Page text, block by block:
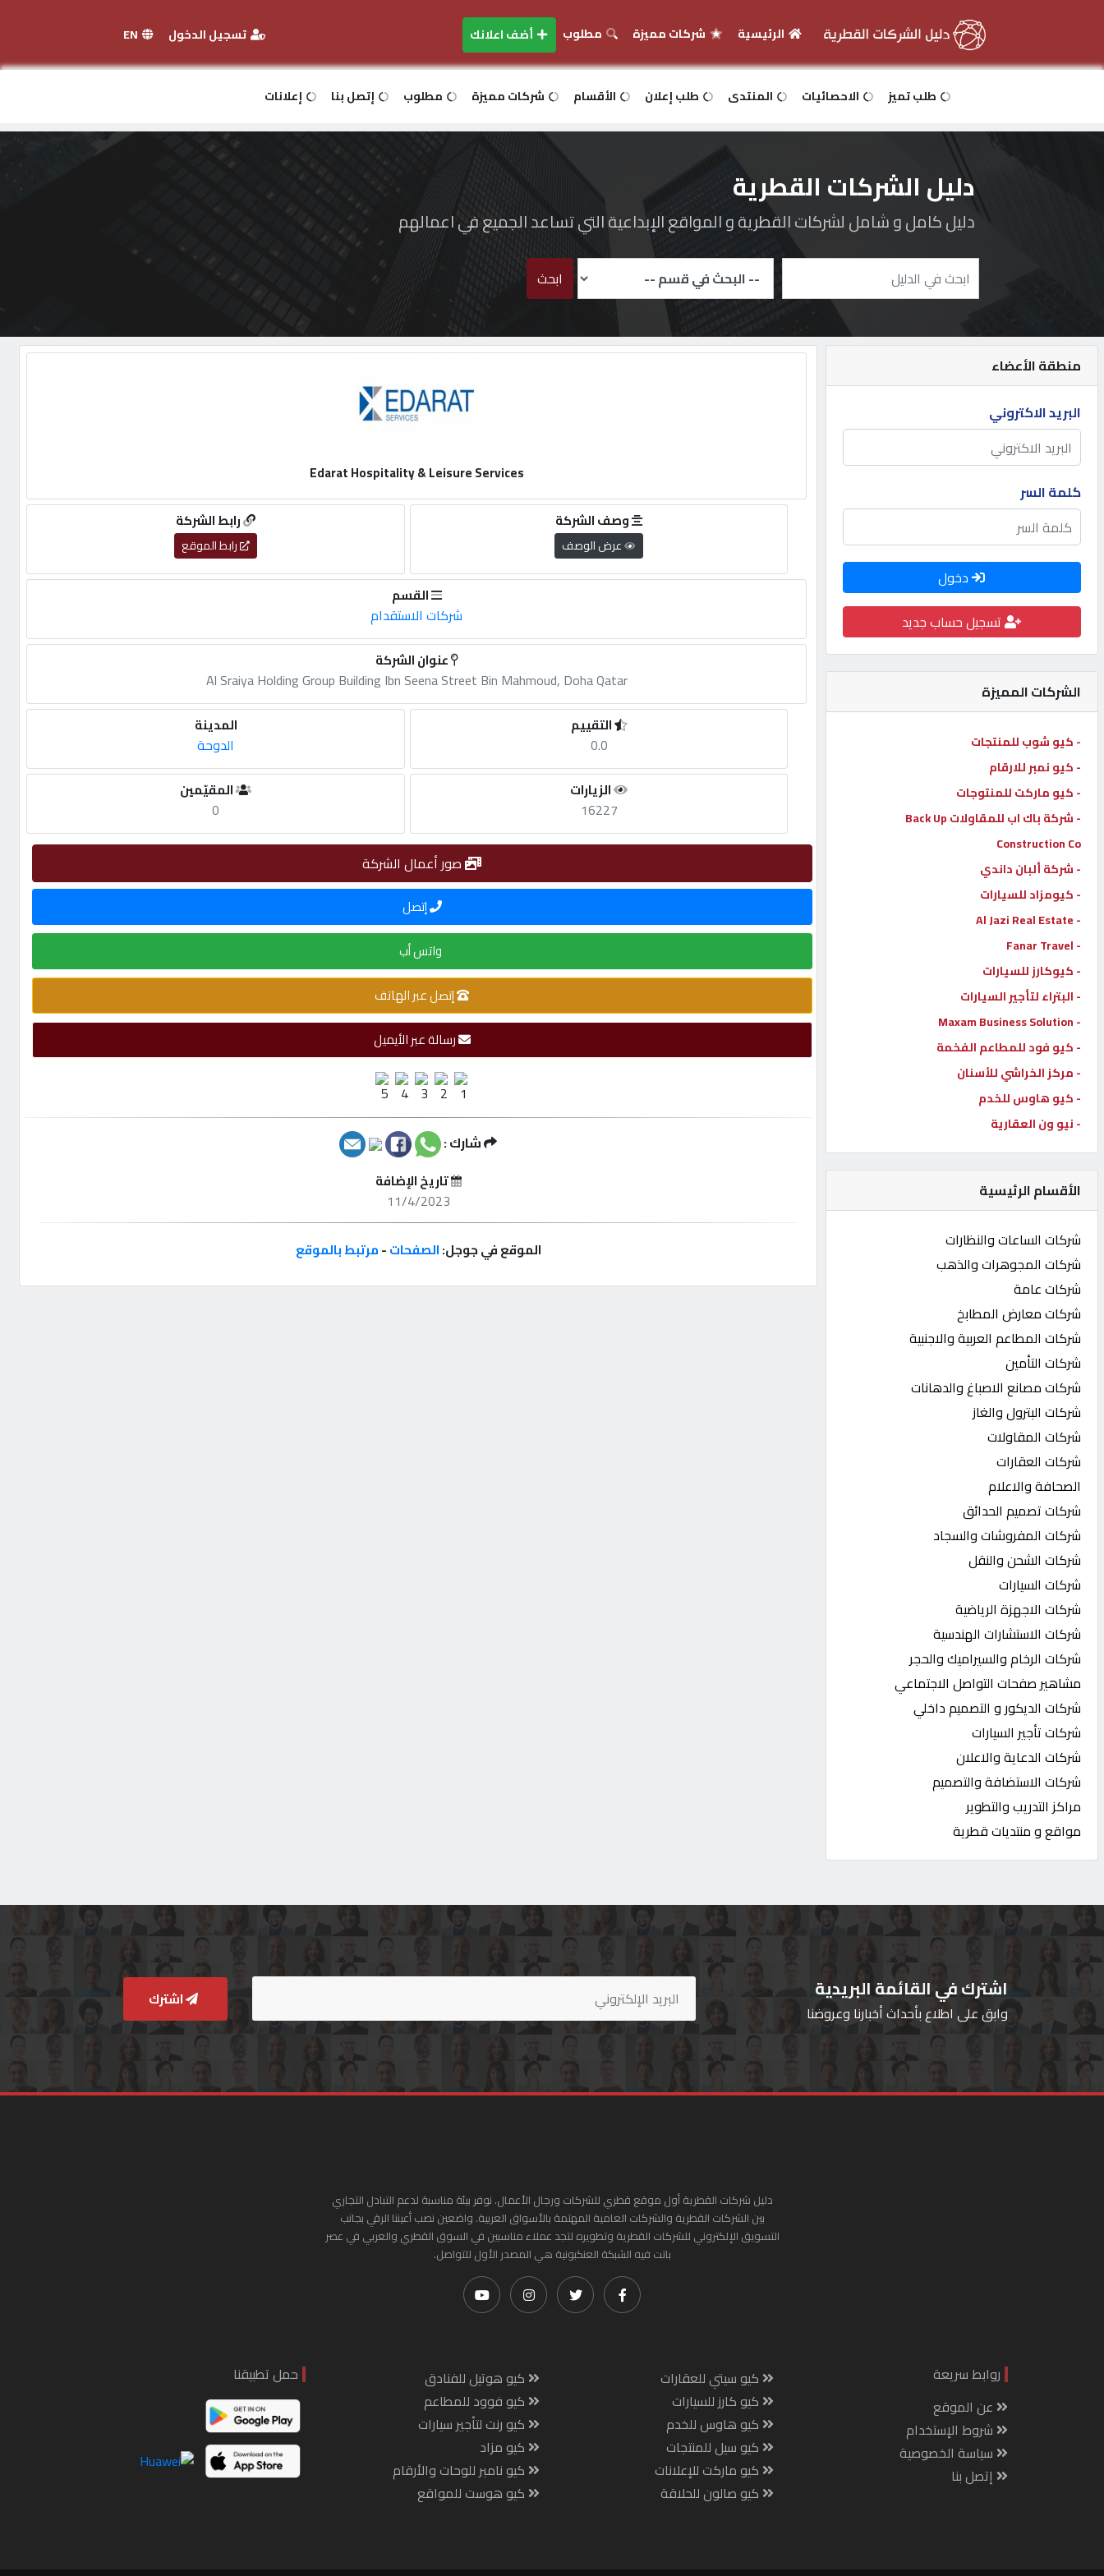
دخول
اعلانك
مطلوب
طلب
الاحصائيات
الأقسام
شركات
مميزة
إبحث
إتصل
بنا
إعلانات
المنتدى
كيو
مزاد
كيو
نمبر
كيو
كارز
كيو
الدليل
القطري
POWERED
QHOST
الرئيسية شركات مميزة مطلوب أضف اعلانك تسجيل الدخول
طلب تميز الاحصائيات المنتدى طلب إعلان الأقسام شركات مميزة مطلوب إتصل بنا إعلانات
دليل الشركات القطرية
دليل كامل و شامل لشركات القطرية و المواقع الإبداعية التي تساعد الجميع في اعمالهم
ابحث
منطقة الأعضاء
البريد الاكتروني
كلمة السر
دخول
تسجيل حساب جديد
الشركات المميزة
- كيو شوب للمنتجات
- كيو نمبر للارقام
- كيو ماركت للمنتوجات
- شركة باك اب للمقاولات Back Up
Construction Co
- شركة ألبان داندي
- كيومزاد للسيارات
- Al Jazi Real Estate
- Fanar Travel
- كيوكارز للسيارات
- البتراء لتأجير السيارات
- Maxam Business Solution
- كيو فود للمطاعم الفخمة
- مركز الخراشي للأسنان
- كيو هاوس للخدم
- نيو ون العقارية
الأقسام الرئيسية
شركات الساعات والنظارات
شركات المجوهرات والذهب
شركات عامة
شركات معارض المطابخ
شركات المطاعم العربية والاجنبية
شركات التأمين
شركات مصانع الاصباغ والدهانات
شركات البترول والغاز
شركات المقاولات
شركات العقارات
الصحافة والاعلام
شركات تصميم الحدائق
شركات المفروشات والسجاد
شركات الشحن والنقل
شركات السيارات
شركات الاجهزة الرياضية
شركات الاستشارات الهندسية
شركات الرخام والسيراميك والحجر
مشاهير صفحات التواصل الاجتماعي
شركات الديكور و التصميم داخلي
شركات تأجير السيارات
شركات الدعاية والاعلان
شركات الاستضافة والتصميم
مراكز التدريب والتطوير
مواقع و منتديات قطرية
Edarat Hospitality & Leisure Services
رابط الشركة
رابط الموقع
وصف الشركة
عرض الوصف
القسم
شركات الاستقدام
عنوان الشركة
Al Sraiya Holding Group Building Ibn Seena Street Bin Mahmoud, Doha Qatar
المدينة
الدوحة
التقييم
0.0
المقيّمين
0
الزيارات
16227
صور أعمال الشركة
إتصل
واتس أب
إتصل عبر الهاتف
رسالة عبر الأيميل
شارك :
تاريخ الإضافة
11/4/2023
الموقع في جوجل:الصفحات-مرتبط بالموقع
اشترك في القائمة البريدية
وابق على اطلاع بأحداث أخبارنا وعروضنا
اشترك
دليل شركات القطرية أول موقع قطري للشركات ورجال الأعمال. نوفر بيئة مناسبة لدعم التبادل التجاري
بين الشركات القطرية والشركات العامية المهتمة بالأسواق العربية. واضعين نصب أعيننا الرقي بجانب
التسويق الإلكتروني للشركات القطرية وتطويره لتجد عملاء مناسبين في السوق القطري والعربي في عصر
باتت فيه الشبكة العنكبونية هي المصدر الأول للتواصل.
روابط سريعة
عن الموقع
شروط الإستخدام
سياسة الخصوصية
إتصل بنا
كيو سيتي للعقارات
كيو كارز للسيارات
كيو هاوس للخدم
كيو سيل للمنتجات
كيو ماركت للإعلانات
كيو صالون للحلاقة
كيو هوتيل للفنادق
كيو فوود للمطاعم
كيو رنت لتأجير سيارات
كيو مزاد
كيو نامبر للوحات والأرقام
كيو هوست للمواقع
حمل تطبيقنا